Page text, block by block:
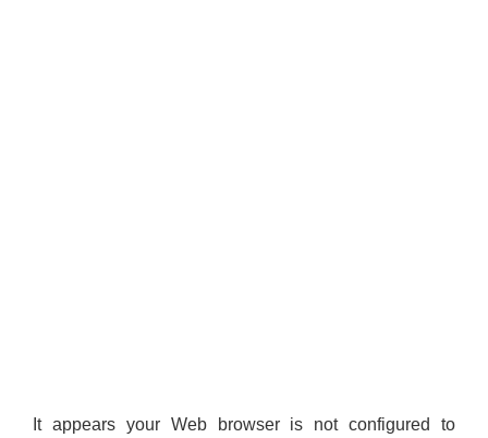
It appears your Web browser is not configured to